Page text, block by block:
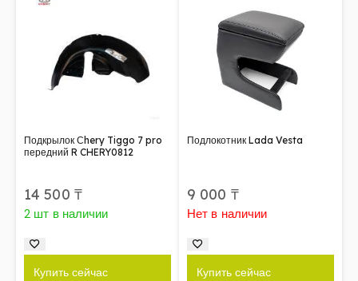
Подкрылок Сhery Tiggo 7 pro
передний R CHERY0812
14 500 ₸
2 шт в наличии
Купить сейчас
Подлокотник Lada Vesta
9 000 ₸
Нет в наличии
Купить сейчас